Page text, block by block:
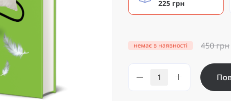
225 грн
немає в наявності 450 грн